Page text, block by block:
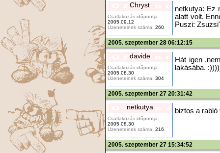
Chryst
Csatlakozás időpontja:
2005.09.12
Üzeneteinek száma: 260
netkutya: Ez
alatt volt.
Puszi:
2005. szeptember 28 06:12:15
davide
Csatlakozás időpontja:
2005.08.30
Üzeneteinek száma: 304
Hát igen
lakásába.
2005. szeptember 27 20:31:42
netkutya
Csatlakozás időpontja:
2005.08.30
Üzeneteinek száma: 216
biztos a
2005. szeptember 27 15:34:52